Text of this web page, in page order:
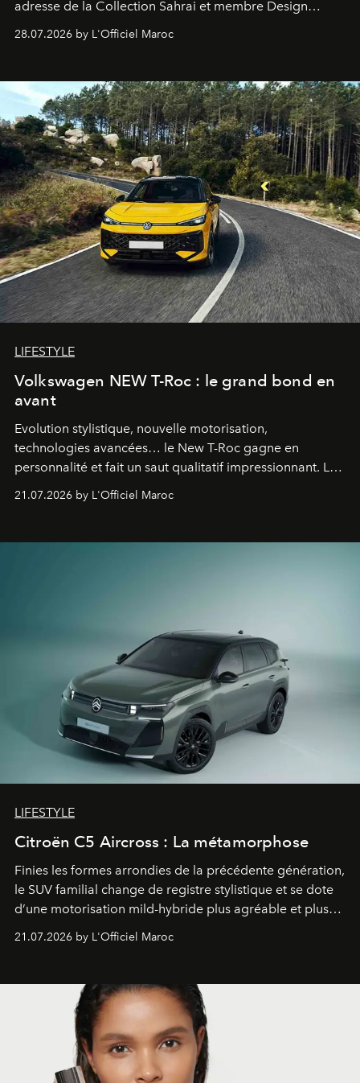
adresse de la Collection Sahrai et membre Design
Hotels, ce boutique-hôtel cinq étoiles signé Christophe
Pillet promet un lieu de vie complet. On y a déjeuné…
28.07.2026 by L'Officiel Maroc
LIFESTYLE
Volkswagen NEW T-Roc : le grand bond en
avant
Evolution stylistique, nouvelle motorisation,
technologies avancées… le New T-Roc gagne en
personnalité et fait un saut qualitatif impressionnant. Le
constructeur allemand a revu en profondeur son SUV
fétiche pour le rendre plus premium. Et le pari semble
21.07.2026 by L'Officiel Maroc
LIFESTYLE
Citroën C5 Aircross : La métamorphose
Finies les formes arrondies de la précédente génération,
le SUV familial change de registre stylistique et se dote
d’une motorisation mild-hybride plus agréable et plus
économe. à n’en pas douter, le nouveau C5 Aircross a
gagné en maturité.
21.07.2026 by L'Officiel Maroc